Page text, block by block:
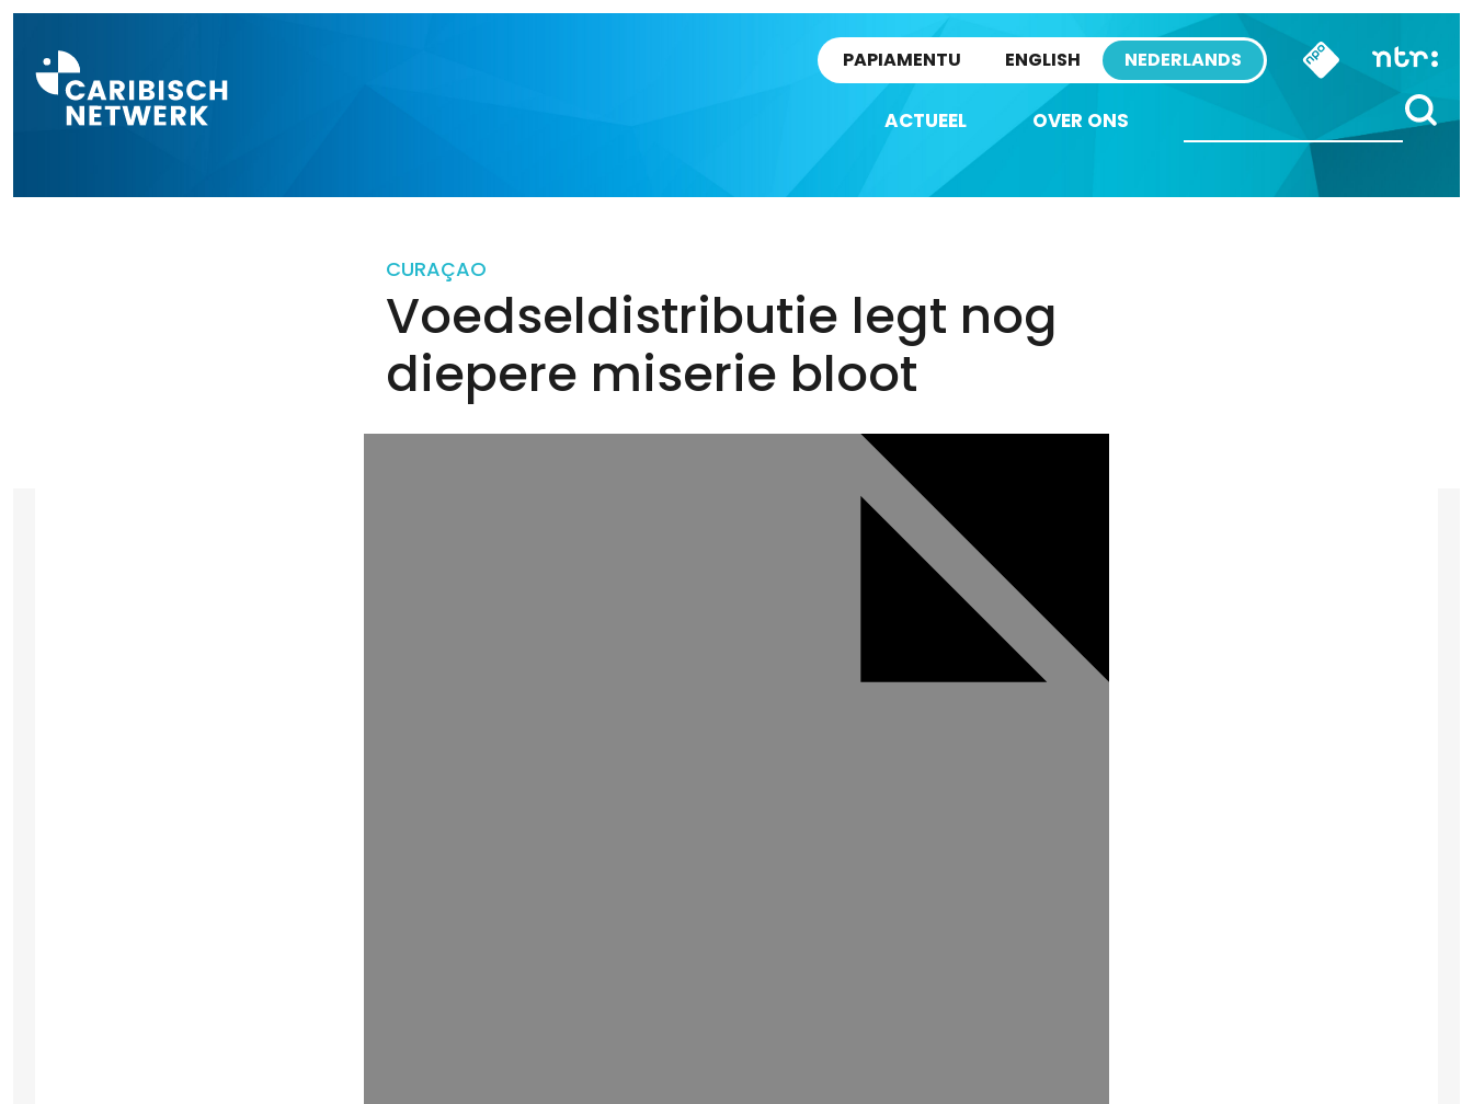
PAPIAMENTU ENGLISH NEDERLANDS
ACTUEEL OVER ONS
CURAÇAO
Voedseldistributie legt nog
diepere miserie bloot